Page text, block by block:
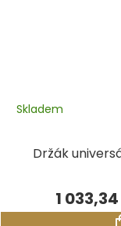
Držák
Skladem
1